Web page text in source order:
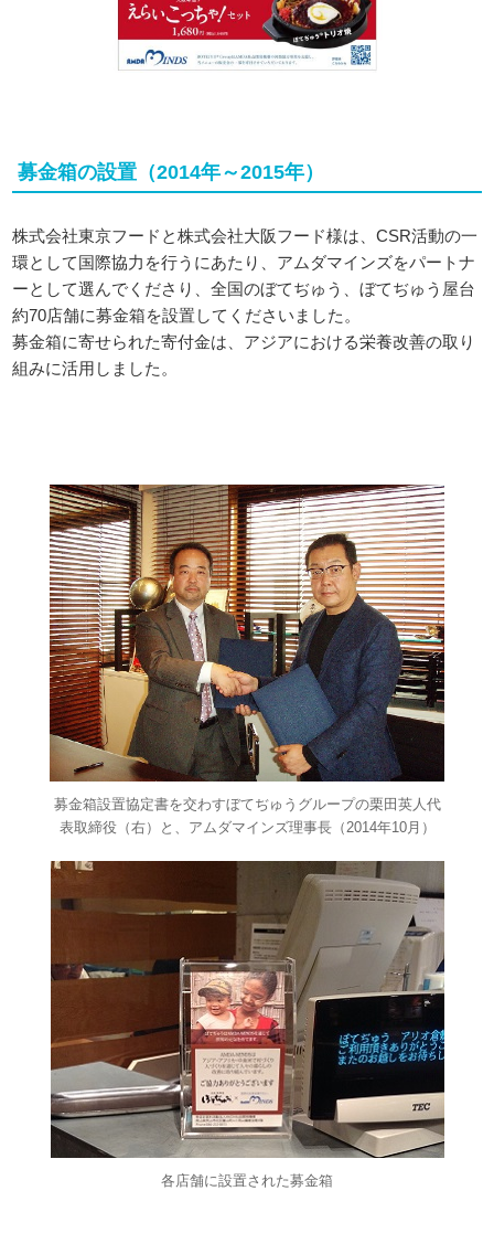
募金箱の設置（2014年～2015年）
株式会社東京フードと株式会社大阪フード様は、CSR活動の一
環として国際協力を行うにあたり、アムダマインズをパートナ
ーとして選んでくださり、全国のぼてぢゅう、ぼてぢゅう屋台
約70店舗に募金箱を設置してくださいました。
募金箱に寄せられた寄付金は、アジアにおける栄養改善の取り
組みに活用しました。
募金箱設置協定書を交わすぼてぢゅうグループの栗田英人代
表取締役（右）と、アムダマインズ理事長（2014年10月）
各店舗に設置された募金箱